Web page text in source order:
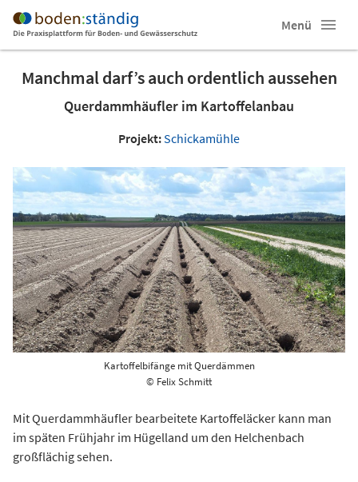
Menü
Manchmal darf’s auch ordentlich aussehen
Querdammhäufler im Kartoffelanbau
Projekt:Schickamühle
Kartoffelbifänge mit Querdämmen
© Felix Schmitt
Mit Querdammhäufler bearbeitete Kartoffeläcker kann man
im späten Frühjahr im Hügelland um den Helchenbach
großflächig sehen.